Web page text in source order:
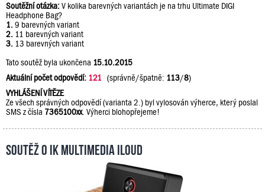
Soutěžní otázka:V kolika barevných variantách je na trhu Ultimate DIGI
Headphone Bag?
1. 9 barevných variant
2. 11 barevných variant
3. 13 barevných variant
Tato soutěž byla ukončena 15.10.2015
Aktuální počet odpovědí: 121 (správně/špatně: 113/8)
VYHLÁŠENÍ VÍTĚZE
Ze všech správných odpovědí (varianta 2.) byl vylosován výherce, který poslal
SMS z čísla 7365100xx. Výherci blohopřejeme!
Soutěž o IK Multimedia iLoud